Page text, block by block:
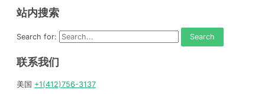
站内搜索
Search for:
联系我们
美国 +1(412)756-3137